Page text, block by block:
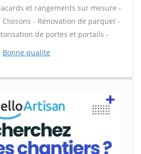
et rangements sur mesure -
- Rénovation de parquet -
de portes et portails -
Bonne qualite